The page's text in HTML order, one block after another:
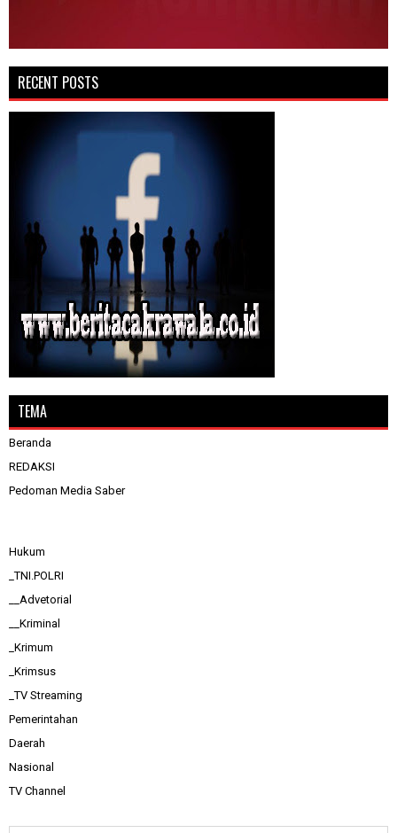
RECENT POSTS
TEMA
Beranda
REDAKSI
Pedoman Media Saber
Hukum
_TNI.POLRI
__Advetorial
__Kriminal
_Krimum
_Krimsus
_TV Streaming
Pemerintahan
Daerah
Nasional
TV Channel